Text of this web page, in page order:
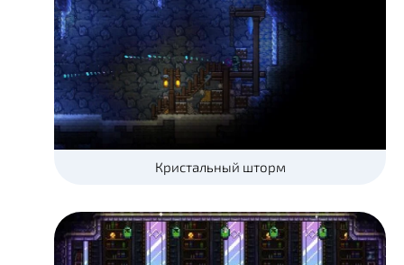
Кристальный шторм